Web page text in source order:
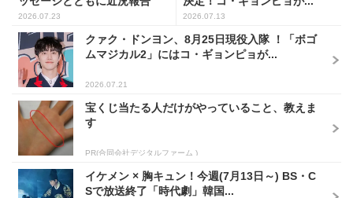
2026.07.23 2026.07.13
クァク・ドンヨン、8月25日現役入隊 ！「ボゴ
ムマジカル2」にはコ・ギョンピョが...
2026.07.21
宝くじ当たる人だけがやっていること、教えま
す
PR(合同会社デジタルファーム )
イケメン × 胸キュン！今週(7月13日～) BS・C
Sで放送終了「時代劇」韓国...